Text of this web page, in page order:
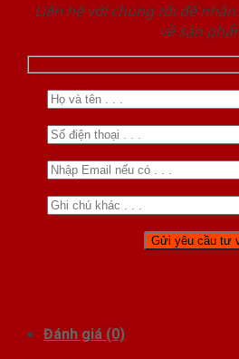
Liên hệ với chúng tôi để
về sản
Đánh giá (0)